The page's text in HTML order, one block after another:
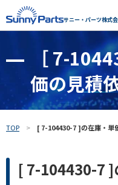
サニー・パーツ株式
半導体
フリーワードで探す
［ 7-
価の見積
TOP [ 7-104430-7 ]の在庫・単
[ 7-104430-7 ]